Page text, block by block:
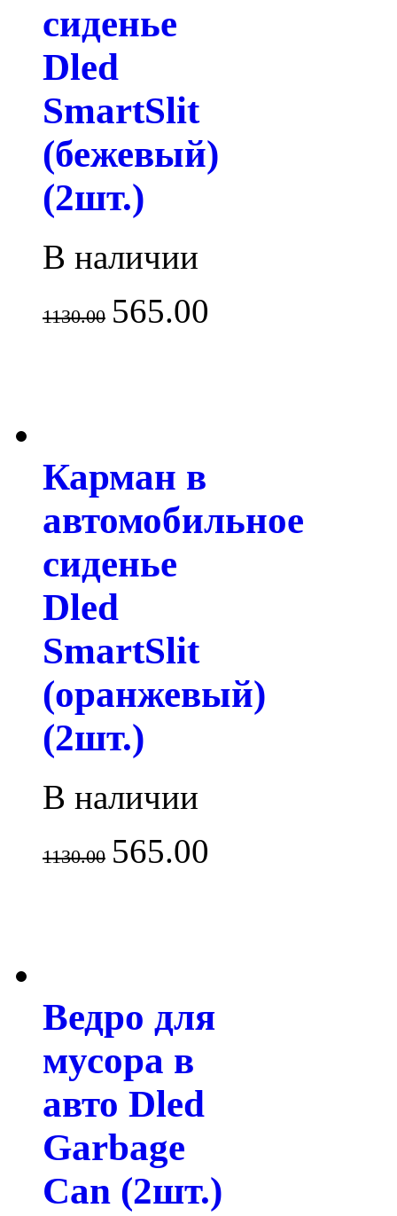
сиденье
Dled
SmartSlit
(бежевый)
(2шт.)
В наличии
1130.00 565.00
Карман в
автомобильное
сиденье
Dled
SmartSlit
(оранжевый)
(2шт.)
В наличии
1130.00 565.00
Ведро для
мусора в
авто Dled
Garbage
Can (2шт.)